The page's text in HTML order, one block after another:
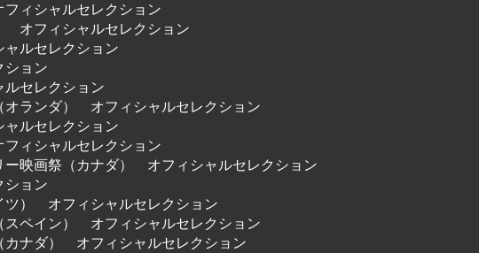
ィシャルセレクション
オフィシャルセレクション
ルセレクション
ョン
セレクション
ランダ） オフィシャルセレクション
ルセレクション
ィシャルセレクション
映画祭（カナダ） オフィシャルセレクション
ョン
ツ） オフィシャルセレクション
ペイン） オフィシャルセレクション
カナダ） オフィシャルセレクション